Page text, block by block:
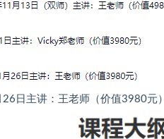
日主讲：王老师（价值3980元）